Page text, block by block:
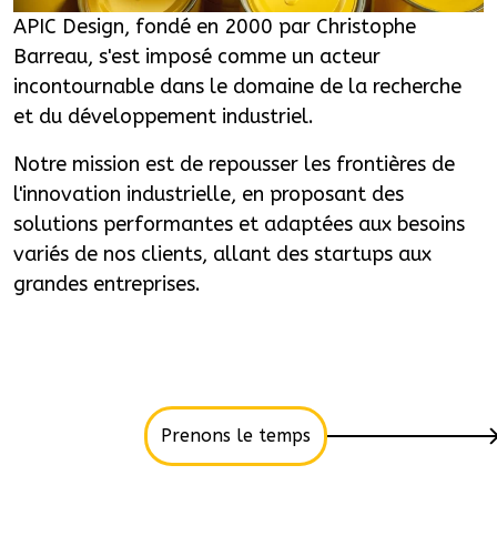
APIC Design, fondé en 2000 par Christophe
Barreau, s'est imposé comme un acteur
incontournable dans le domaine de la recherche
et du développement industriel.
Notre mission est de repousser les frontières de
l'innovation industrielle, en proposant des
solutions performantes et adaptées aux besoins
variés de nos clients, allant des startups aux
grandes entreprises.
Prenons le temps